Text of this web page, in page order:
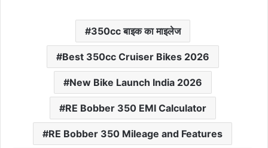
350cc बाइक का माइलेज
Best 350cc Cruiser Bikes 2026
New Bike Launch India 2026
RE Bobber 350 EMI Calculator
RE Bobber 350 Mileage and Features